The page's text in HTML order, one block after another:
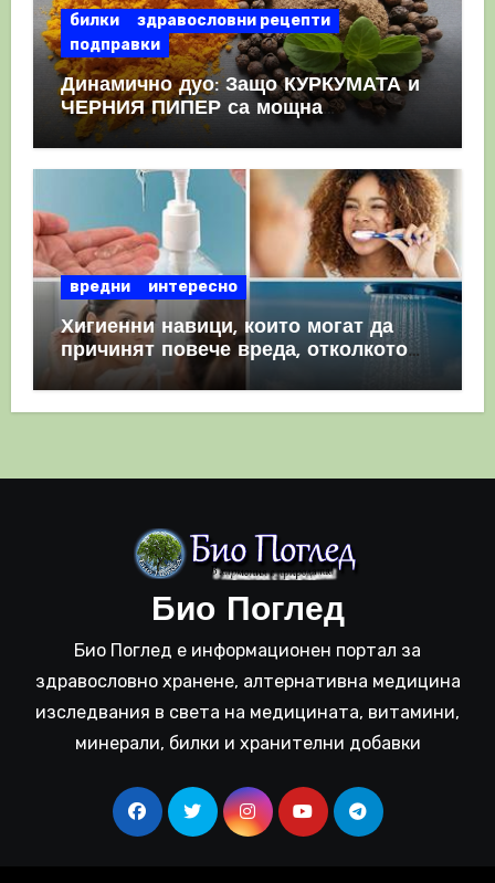
билки
здравословни рецепти
подправки
Динамично дуо: Защо КУРКУМАТА и
ЧЕРНИЯ ПИПЕР са мощна
комбинация
вредни интересно
Хигиенни навици, които могат да
причинят повече вреда, отколкото
полза
Био Поглед
Био Поглед е информационен портал за
здравословно хранене, алтернативна медицина
изследвания в света на медицината, витамини,
минерали, билки и хранителни добавки